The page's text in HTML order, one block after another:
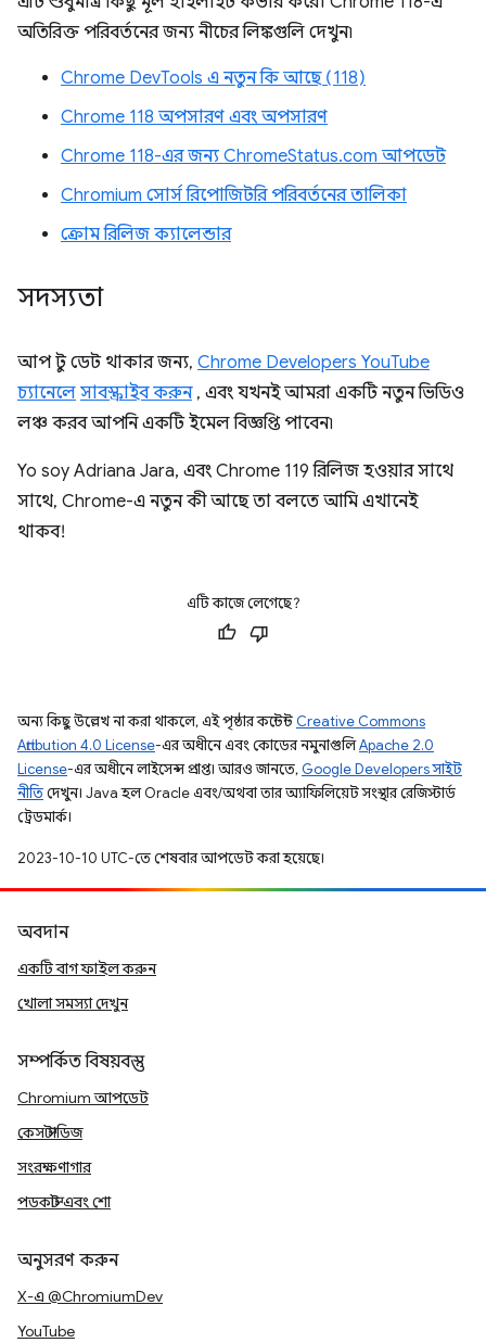
অতিরিক্ত পরিবর্তনের জন্য নীচের লিঙ্কগুলি দেখুন৷
Chrome DevTools এ নতুন কি আছে (118)
Chrome 118 অপসারণ এবং অপসারণ
Chrome 118-এর জন্য ChromeStatus.com আপডেট
Chromium সোর্স রিপোজিটরি পরিবর্তনের তালিকা
ক্রোম রিলিজ ক্যালেন্ডার
সদস্যতা
আপ টু ডেট থাকার জন্য, Chrome Developers YouTube
চ্যানেলে সাবস্ক্রাইব করুন, এবং যখনই আমরা একটি নতুন ভিডিও
লঞ্চ করব আপনি একটি ইমেল বিজ্ঞপ্তি পাবেন৷
Yo soy Adriana Jara, এবং Chrome 119 রিলিজ হওয়ার সাথে
সাথে, Chrome-এ নতুন কী আছে তা বলতে আমি এখানেই
থাকব!
এটি কাজে লেগেছে?
অন্য কিছু উল্লেখ না করা থাকলে, এই পৃষ্ঠার কন্টেন্ট Creative Commons
Attribution 4.0 License-এর অধীনে এবং কোডের নমুনাগুলিApache 2.0
License-এর অধীনে লাইসেন্স প্রাপ্ত। আরও জানতে, Google Developers সাইট
নীতিদেখুন। Java হল Oracle এবং/অথবা তার অ্যাফিলিয়েট সংস্থার রেজিস্টার্ড
ট্রেডমার্ক।
2023-10-10 UTC-তে শেষবার আপডেট করা হয়েছে।
অবদান
একটি বাগ ফাইল করুন
খোলা সমস্যা দেখুন
সম্পর্কিত বিষয়বস্তু
Chromium আপডেট
কেস স্টাডিজ
সংরক্ষণাগার
পডকাস্ট এবং শো
অনুসরণ করুন
X-এ @ChromiumDev
YouTube